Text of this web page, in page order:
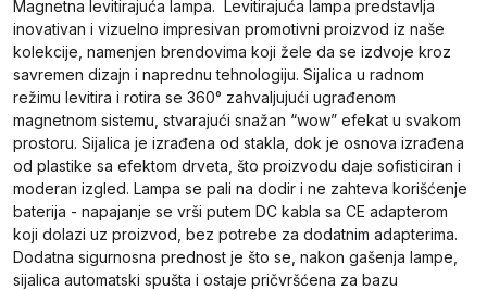
Magnetna levitirajuća lampa. Levitirajuća lampa predstavlja
inovativan i vizuelno impresivan promotivni proizvod iz naše
kolekcije, namenjen brendovima koji žele da se izdvoje kroz
savremen dizajn i naprednu tehnologiju. Sijalica u radnom
režimu levitira i rotira se 360° zahvaljujući ugrađenom
magnetnom sistemu, stvarajući snažan “wow” efekat u svakom
prostoru. Sijalica je izrađena od stakla, dok je osnova izrađena
od plastike sa efektom drveta, što proizvodu daje sofisticiran i
moderan izgled. Lampa se pali na dodir i ne zahteva korišćenje
baterija - napajanje se vrši putem DC kabla sa CE adapterom
koji dolazi uz proizvod, bez potrebe za dodatnim adapterima.
Dodatna sigurnosna prednost je što se, nakon gašenja lampe,
sijalica automatski spušta i ostaje pričvršćena za bazu